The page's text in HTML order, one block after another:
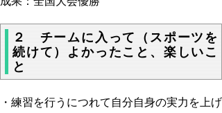
２ チームに入って（スポーツを
続けて）よかったこと、楽しいこ
と
・練習を行うにつれて自分自身の実力を上げ